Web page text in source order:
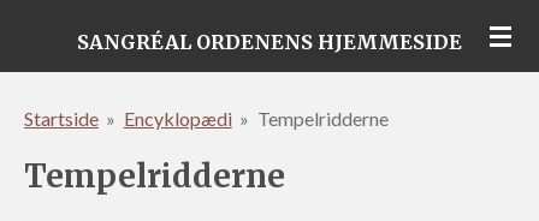
SANGRÉAL ORDENENS HJEMMESIDE
Startside » Encyklopædi » Tempelridderne
Tempelridderne